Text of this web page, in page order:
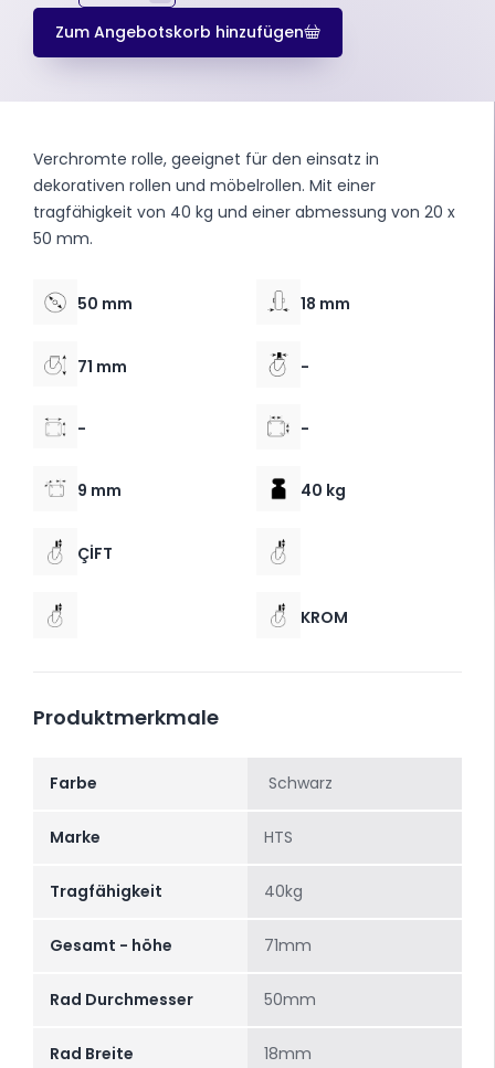
Zum Angebotskorb hinzufügen
Verchromte rolle, geeignet für den einsatz in
dekorativen rollen und möbelrollen. Mit einer
tragfähigkeit von 40 kg und einer abmessung von 20 x
50 mm.
50 mm 18 mm
71 mm -
- -
9 mm 40 kg
ÇİFT
KROM
Produktmerkmale
Farbe Schwarz
Marke HTS
Tragfähigkeit 40kg
Gesamt - höhe 71mm
Rad Durchmesser 50mm
Rad Breite 18mm